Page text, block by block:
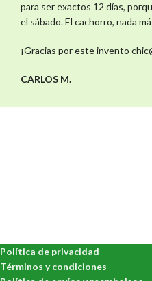
para ser exactos 12 días,
el sábado. El cachorro, nada
¡Gracias por este invento
CARLOS M.
Política de privacidad
Términos y condiciones